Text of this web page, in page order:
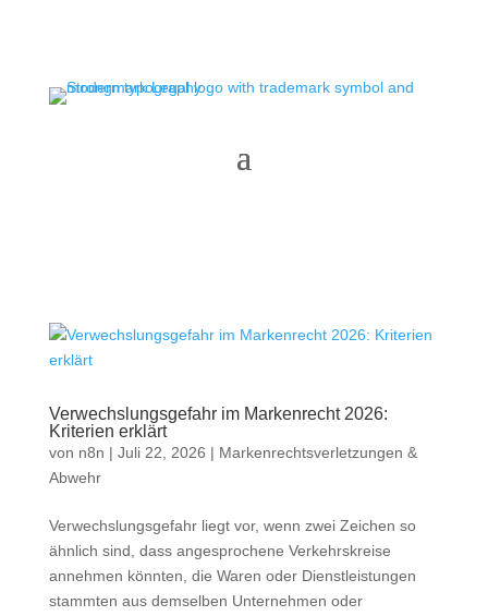
Verwechslungsgefahr im Markenrecht 2026:
Kriterien erklärt
von n8n | Juli 22, 2026 | Markenrechtsverletzungen &
Abwehr
Verwechslungsgefahr liegt vor, wenn zwei Zeichen so
ähnlich sind, dass angesprochene Verkehrskreise
annehmen könnten, die Waren oder Dienstleistungen
stammten aus demselben Unternehmen oder